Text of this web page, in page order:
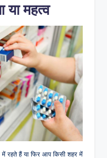
महत्व
रहते हैं या फिर आप किसी शहर में